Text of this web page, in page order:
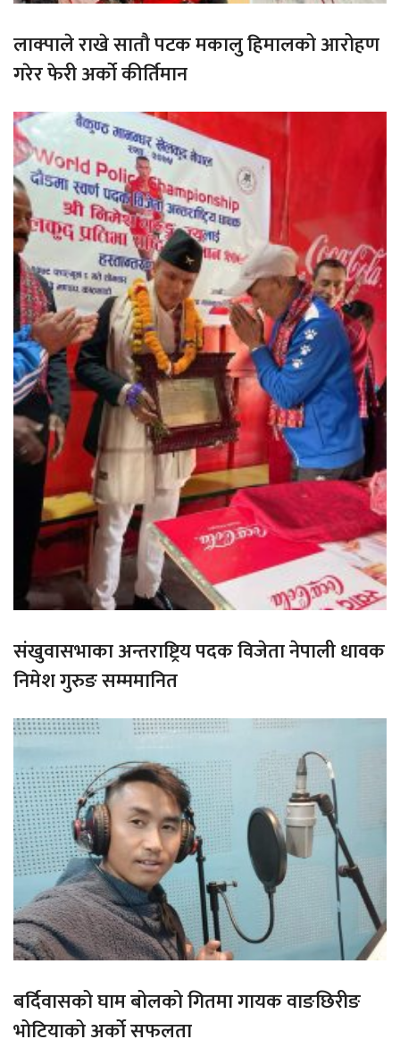
लाक्पाले राखे सातौ पटक मकालु हिमालको आरोहण
गरेर फेरी अर्को कीर्तिमान
संखुवासभाका अन्तराष्ट्रिय पदक विजेता नेपाली धावक
निमेश गुरुङ सम्ममानित
बर्दिवासको घाम बोलको गितमा गायक वाङछिरीङ
भोटियाको अर्को सफलता